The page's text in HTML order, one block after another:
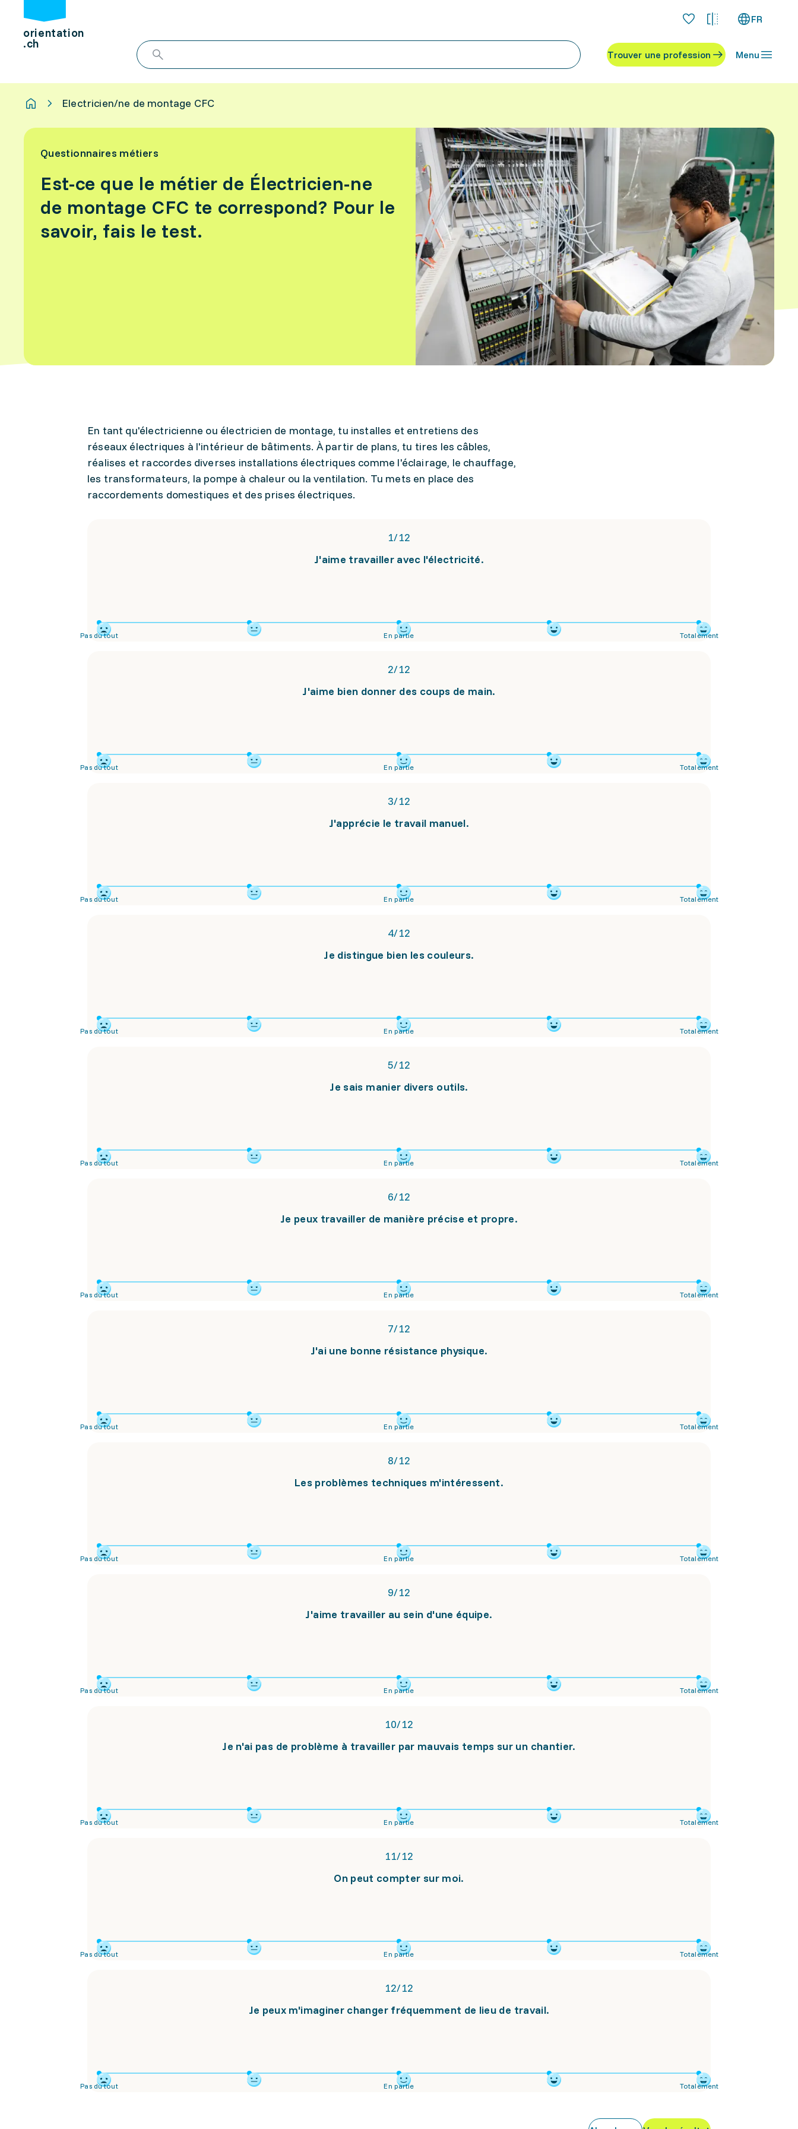
orientation
.ch
FR
Trouver une profession Menu
Electricien/ne de montage CFC
Questionnaires métiers
Est-ce que le métier de Électricien-ne
de montage CFC te correspond? Pour le
savoir, fais le test.
En tant qu'électricienne ou électricien de montage, tu installes et entretiens des
réseaux électriques à l'intérieur de bâtiments. À partir de plans, tu tires les câbles,
réalises et raccordes diverses installations électriques comme l'éclairage, le chauffage,
les transformateurs, la pompe à chaleur ou la ventilation. Tu mets en place des
raccordements domestiques et des prises électriques.
1/12
J'aime travailler avec l'électricité.
Pas du tout En partie Totalement
2/12
J'aime bien donner des coups de main.
Pas du tout En partie Totalement
3/12
J'apprécie le travail manuel.
Pas du tout En partie Totalement
4/12
Je distingue bien les couleurs.
Pas du tout En partie Totalement
5/12
Je sais manier divers outils.
Pas du tout En partie Totalement
6/12
Je peux travailler de manière précise et propre.
Pas du tout En partie Totalement
7/12
J'ai une bonne résistance physique.
Pas du tout En partie Totalement
8/12
Les problèmes techniques m'intéressent.
Pas du tout En partie Totalement
9/12
J'aime travailler au sein d'une équipe.
Pas du tout En partie Totalement
10/12
Je n'ai pas de problème à travailler par mauvais temps sur un chantier.
Pas du tout En partie Totalement
11/12
On peut compter sur moi.
Pas du tout En partie Totalement
12/12
Je peux m'imaginer changer fréquemment de lieu de travail.
Pas du tout En partie Totalement